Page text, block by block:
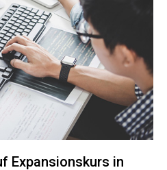
Expansionskurs in